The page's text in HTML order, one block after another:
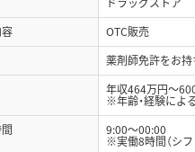
OTC販売
薬剤師免許をお持
年収464万円～
※年齢・経験によ
9:00～00:00
※実働8時間（シフ